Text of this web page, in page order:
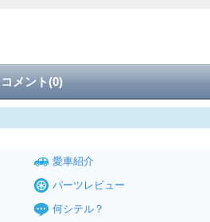
コメント(0)
愛車紹介
パーツレビュー
何シテル？